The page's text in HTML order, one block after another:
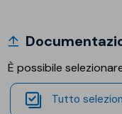
È possibile
Tutto